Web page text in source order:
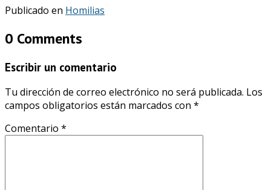
Publicado en Homilias
0 Comments
Escribir un comentario
Tu dirección de correo electrónico no será publicada. Los
campos obligatorios están marcados con *
Comentario *